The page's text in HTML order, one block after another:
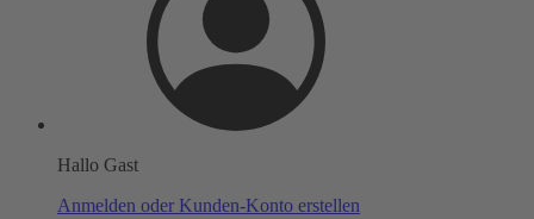
Hallo Gast
Anmelden oder Kunden-Konto erstellen